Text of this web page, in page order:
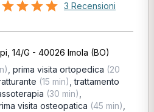
3 Recensioni
14/G - 40026 Imola (BO)
prima visita ortopedica (20
(15 min) ,trattamento
(30 min)
visita osteopatica (45 min)